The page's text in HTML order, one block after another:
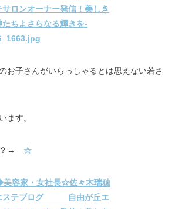
お子さんがいらっしゃるとは思えない若さ
ます。
？→ ☆